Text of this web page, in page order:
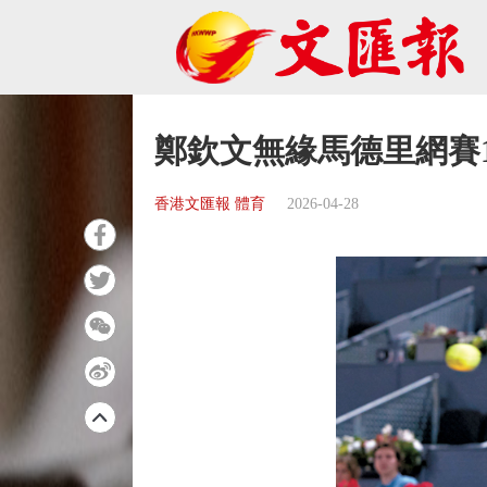
鄭欽文無緣馬德里網賽
香港文匯報 體育 2026-04-28